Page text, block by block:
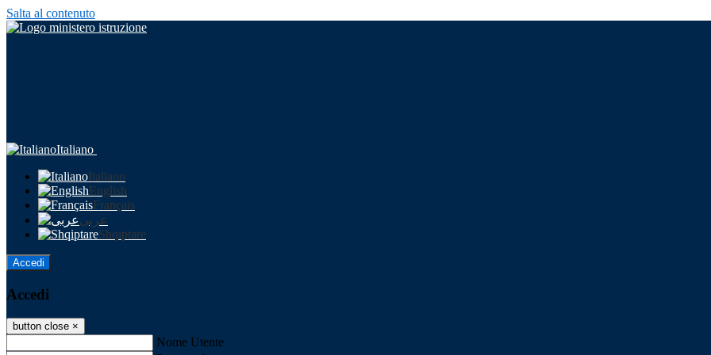
Salta al contenuto
Italiano
Italiano
English
Français
عربى
Shqiptare
Accedi
Accedi
button close ×
Nome Utente